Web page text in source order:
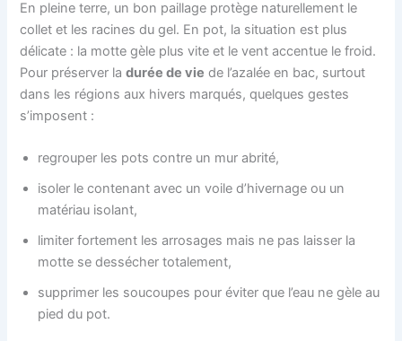
En pleine terre, un bon paillage protège naturellement le
collet et les racines du gel. En pot, la situation est plus
délicate : la motte gèle plus vite et le vent accentue le froid.
Pour préserver ladurée de vie de l’azalée en bac, surtout
dans les régions aux hivers marqués, quelques gestes
s’imposent :
regrouper les pots contre un mur abrité,
isoler le contenant avec un voile d’hivernage ou un
matériau isolant,
limiter fortement les arrosages mais ne pas laisser la
motte se dessécher totalement,
supprimer les soucoupes pour éviter que l’eau ne gèle au
pied du pot.